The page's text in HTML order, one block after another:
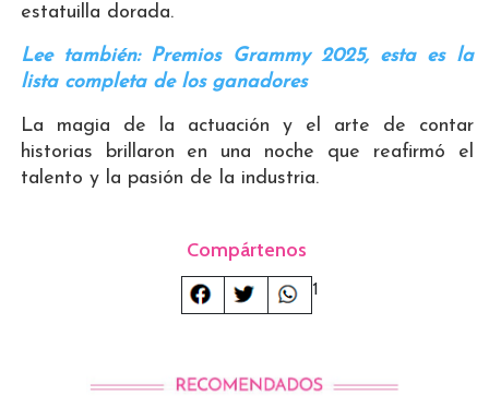
estatuilla dorada.
Lee también: Premios Grammy 2025, esta es la
lista completa de los ganadores
La magia de la actuación y el arte de contar
historias brillaron en una noche que reafirmó el
talento y la pasión de la industria.
Compártenos
1